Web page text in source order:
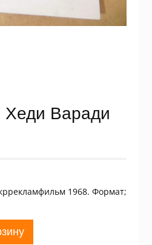
Хеди Варади
1968. Формат;